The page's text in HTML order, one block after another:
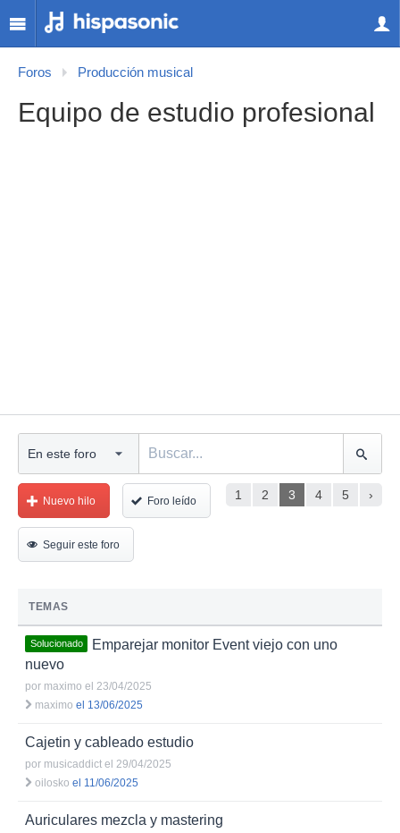
Foros Producción musical
Equipo de estudio profesional
1 2 3 4 5 ›
Nuevo hilo Foro leído
Seguir este foro
TEMAS
Solucionado
Emparejar monitor Event viejo con uno
nuevo
por maximo el 23/04/2025
maximo el 13/06/2025
Cajetin y cableado estudio
por musicaddict el 29/04/2025
oilosko el 11/06/2025
Auriculares mezcla y mastering